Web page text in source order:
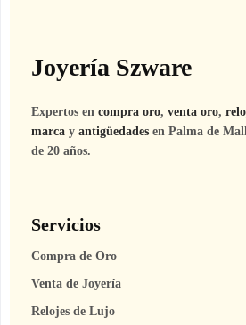
Joyería Szware
Expertos en compra oro, venta oro,
marca y antigüedades en Palma de
de 20 años.
Servicios
Compra de Oro
Venta de Joyería
Relojes de Lujo